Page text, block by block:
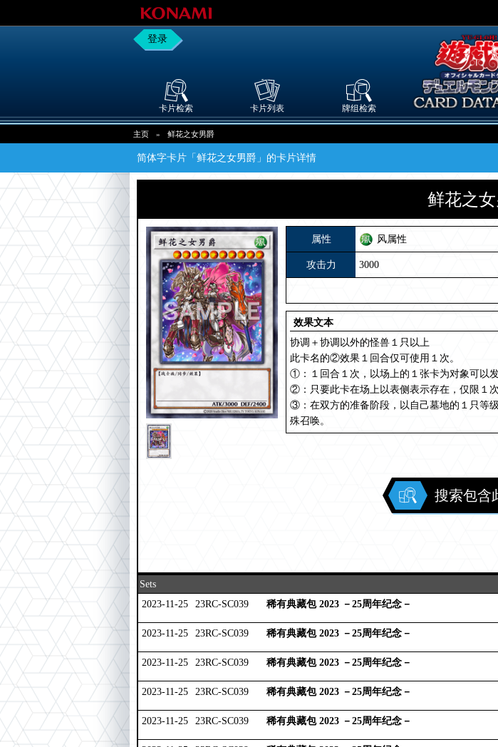
登录
卡片检索 卡片列表 牌组检索
主页 » 鲜花之女男爵
简体字卡片「鲜花之女男爵」的卡片详情
鲜花之
属性 风属性
攻击力 3000
效果文本
协调＋协调以外的怪兽１只以上
此卡名的②效果１回合仅可使用１次。
①：１回合１次，以场上的１张卡为对象可以发
②：只要此卡在场上以表侧表示存在，仅限１
③：在双方的准备阶段，以自己墓地的１只等
殊召唤。
搜索包含
Sets
2023-11-25
23RC-SC039 稀有典藏包 2023 －25周年纪念－
2023-11-25 23RC-SC039 稀有典藏包 2023 －25周年纪念－
2023-11-25 23RC-SC039 稀有典藏包 2023 －25周年纪念－
2023-11-25 23RC-SC039 稀有典藏包 2023 －25周年纪念－
2023-11-25 23RC-SC039 稀有典藏包 2023 －25周年纪念－